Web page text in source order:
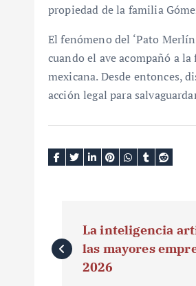
propiedad de la familia
El fenómeno del ‘Pato
cuando el ave acompañó a
mexicana. Desde entonces,
acción legal para
a
La inteligencia
las mayores
2026